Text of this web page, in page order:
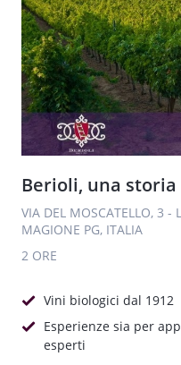
Berioli, una storia
VIA DEL MOSCATELLO, 3 -
MAGIONE PG, ITALIA
2 ORE
Vini biologici dal 1912
Esperienze sia per
esperti